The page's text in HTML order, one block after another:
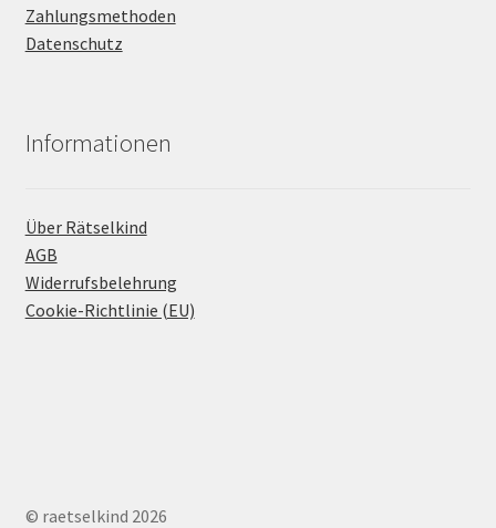
Zahlungsmethoden
Datenschutz
Informationen
Über Rätselkind
AGB
Widerrufsbelehrung
Cookie-Richtlinie (EU)
© raetselkind 2026